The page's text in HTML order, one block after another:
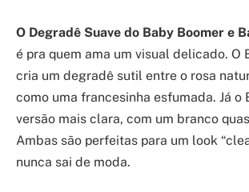
O Degradê Suave do Baby Boomer e
é pra quem ama um visual delicado. O
cria um degradê sutil entre o rosa
como uma francesinha esfumada. Já o
versão mais clara, com um branco
Ambas são perfeitas para um look
nunca sai de moda.